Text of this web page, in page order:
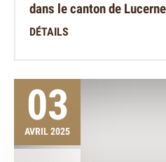
dans le canton de Lucerne
DÉTAILS
03
AVRIL 2025